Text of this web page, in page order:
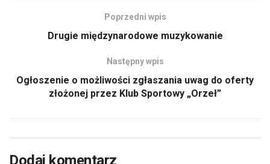
Poprzedni wpis
Drugie międzynarodowe muzykowanie
Następny wpis
Ogłoszenie o możliwości zgłaszania uwag do oferty
złożonej przez Klub Sportowy „Orzeł”
Dodaj komentarz